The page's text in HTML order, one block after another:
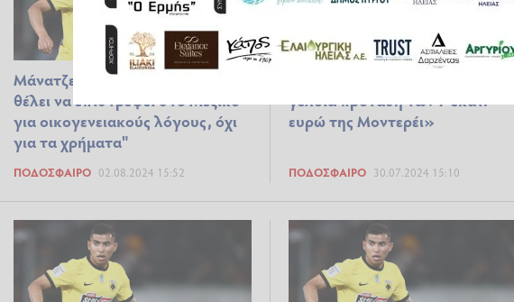
Μάνατζερ Πινέδα: "Ο Ορμπελίν
θέλει να επιστρέψει στο Μεξικό
για οικογενειακούς λόγους, όχι
για τα χρήματα"
ΠΟΔΌΣΦΑΙΡΟ 02.08.2024 15:52
γελοία πρόταση των 7 εκατ.
ευρώ της Μοντερέι»
ΠΟΔΌΣΦΑΙΡΟ 30.07.2024 15:10